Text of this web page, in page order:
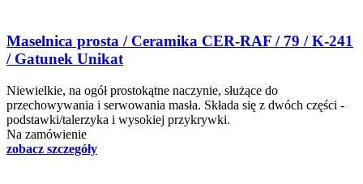
Maselnica prosta / Ceramika CER-RAF / 79 / K-241
/ Gatunek Unikat
Niewielkie, na ogół prostokątne naczynie, służące do
przechowywania i serwowania masła. Składa się z dwóch części -
podstawki/talerzyka i wysokiej przykrywki.
Na zamówienie
zobacz szczegóły